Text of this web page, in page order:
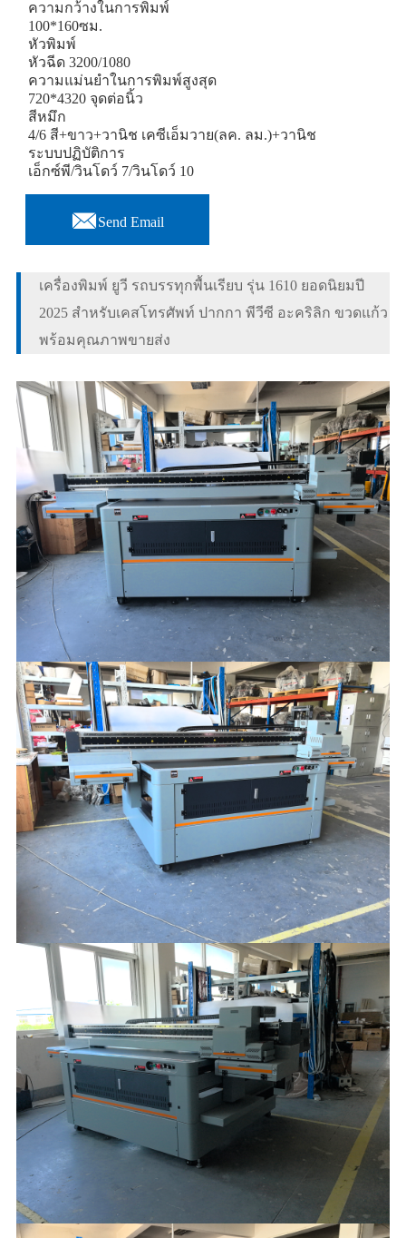
ความกว้างในการพิมพ์
100*160ซม.
หัวพิมพ์
หัวฉีด 3200/1080
ความแม่นยำในการพิมพ์สูงสุด
720*4320 จุดต่อนิ้ว
สีหมึก
4/6 สี+ขาว+วานิช เคซีเอ็มวาย(ลค. ลม.)+วานิช
ระบบปฏิบัติการ
เอ็กซ์พี/วินโดว์ 7/วินโดว์ 10
Send Email
เครื่องพิมพ์ ยูวี รถบรรทุกพื้นเรียบ รุ่น 1610 ยอดนิยมปี
2025 สำหรับเคสโทรศัพท์ ปากกา พีวีซี อะคริลิก ขวดแก้ว
พร้อมคุณภาพขายส่ง